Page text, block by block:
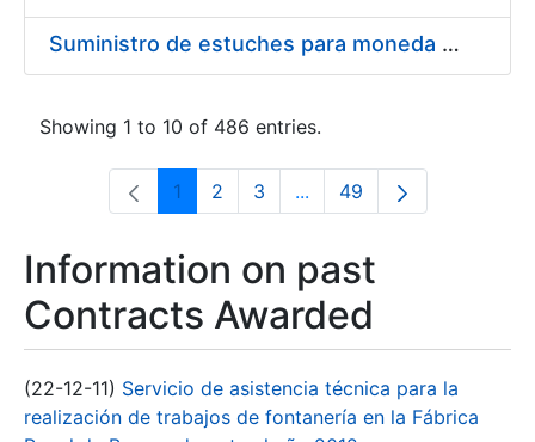
Suministro de estuches para moneda de 30 €
Showing 1 to 10 of 486 entries.
Page
1 Page
2 Page
3 ...Intermediate Pages Use
Page
49
Information on past
Contracts Awarded
(22-12-11) Servicio de asistencia técnica para la
realización de trabajos de fontanería en la Fábrica